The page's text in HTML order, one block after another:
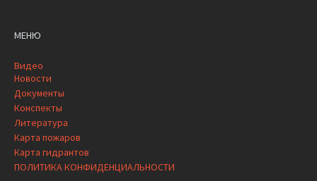
МЕНЮ
Видео
Новости
Документы
Конспекты
Литература
Карта пожаров
Карта гидрантов
ПОЛИТИКА КОНФИДЕНЦИАЛЬНОСТИ